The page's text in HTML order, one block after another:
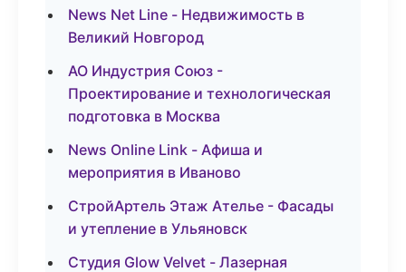
News Net Line - Недвижимость в
Великий Новгород
АО Индустрия Союз -
Проектирование и технологическая
подготовка в Москва
News Online Link - Афиша и
мероприятия в Иваново
СтройАртель Этаж Ателье - Фасады
и утепление в Ульяновск
Студия Glow Velvet - Лазерная